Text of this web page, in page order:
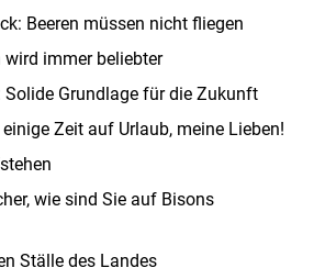
Beeren müssen nicht fliegen
wird immer beliebter
Solide Grundlage für die Zukunft
Zeit auf Urlaub, meine Lieben!
wie sind Sie auf Bisons
Ställe des Landes